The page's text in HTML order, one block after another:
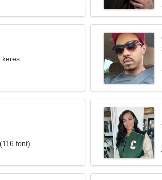
keres
font)